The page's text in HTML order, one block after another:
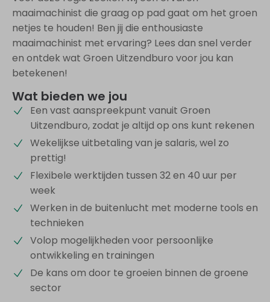
maaimachinist die graag op pad gaat om het groen
netjes te houden! Ben jij die enthousiaste
maaimachinist met ervaring? Lees dan snel verder
en ontdek wat Groen Uitzendburo voor jou kan
betekenen!
Wat bieden we jou
Een vast aanspreekpunt vanuit Groen
Uitzendburo, zodat je altijd op ons kunt rekenen
Wekelijkse uitbetaling van je salaris, wel zo
prettig!
Flexibele werktijden tussen 32 en 40 uur per
week
Werken in de buitenlucht met moderne tools en
technieken
Volop mogelijkheden voor persoonlijke
ontwikkeling en trainingen
De kans om door te groeien binnen de groene
sector